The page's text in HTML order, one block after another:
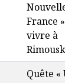
Nouvelle-
France »
vivre à
Rimouski
Quête «